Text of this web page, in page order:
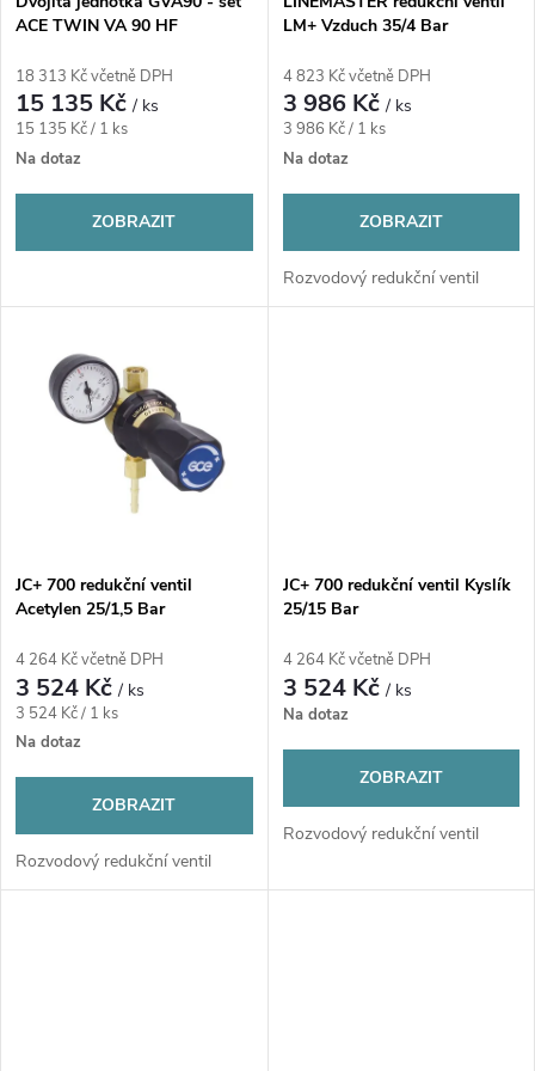
p
r
o
d
u
k
p
r
o
u
ACE TWIN VA 90 HF
18 313 Kč včetně DPH
15 135 Kč/ ks
Měrná
cena:
15 135 Kč / 1 ks
Na dotaz
ZOBRAZIT
LM+ Vzduch 35/4 Bar
4 823 Kč včetně DPH
3 986 Kč/ ks
Měrná
cena:
3 986 Kč / 1 ks
Na dotaz
ZOBRAZIT
Rozvodový redukční ventil
JC+ 700 redukční ventil
Acetylen 25/1,5 Bar
4 264 Kč včetně DPH
3 524 Kč/ ks
Měrná
cena:
3 524 Kč / 1 ks
Na dotaz
ZOBRAZIT
Rozvodový redukční ventil
JC+ 700 redukční ventil Kyslík
25/15 Bar
4 264 Kč včetně DPH
3 524 Kč/ ks
Na dotaz
ZOBRAZIT
Rozvodový redukční ventil